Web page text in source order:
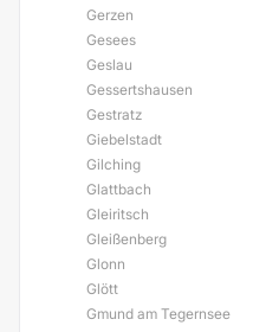
Gerzen
Gesees
Geslau
Gessertshausen
Gestratz
Giebelstadt
Gilching
Glattbach
Gleiritsch
Gleißenberg
Glonn
Glött
Gmund am Tegernsee